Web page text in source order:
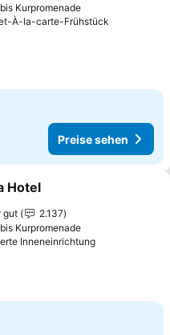
Kurpromenade
À-la-carte-Frühstück
Preise sehen
hinzufügen
Hotel
gut
2.137
Kurpromenade
InneneinrichtungPreise